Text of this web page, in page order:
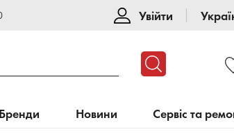
Увійти
Бренди Новини Сервіс та